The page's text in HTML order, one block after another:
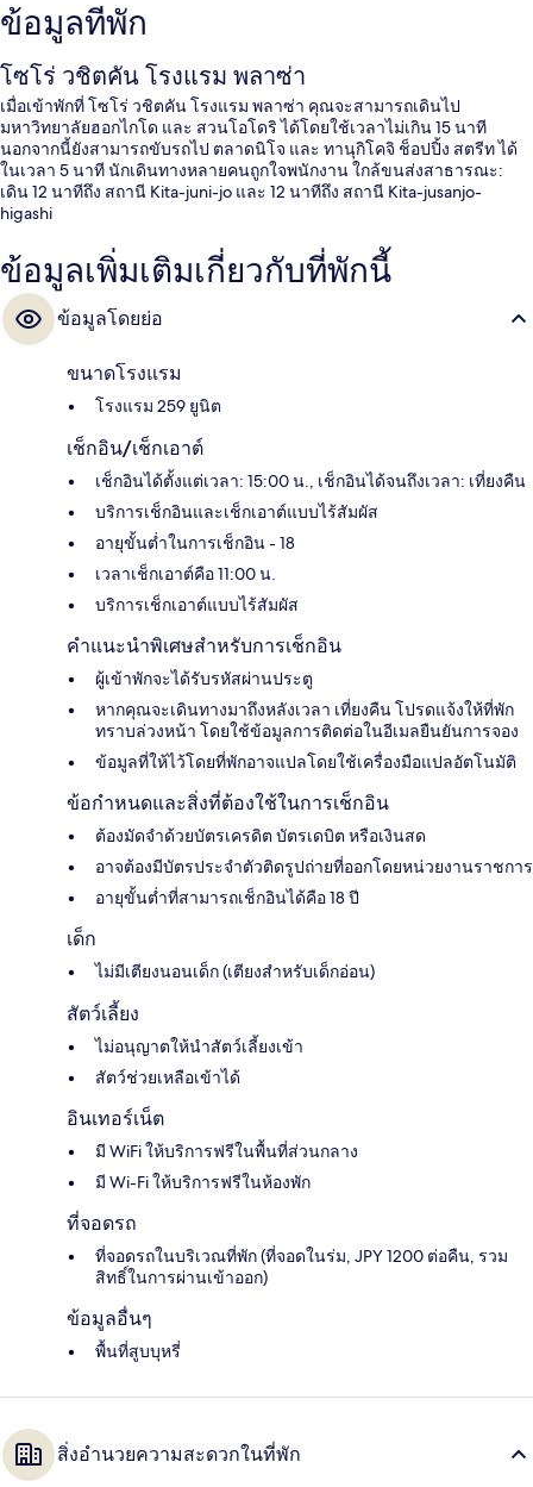
ข้อมูลที่พัก
โซโร่ วชิตคัน โรงแรม พลาซ่า
เมื่อเข้าพักที่ โซโร่ วชิตคัน โรงแรม พลาซ่า คุณจะสามารถเดินไป
มหาวิทยาลัยฮอกไกโด และ สวนโอโดริ ได้โดยใช้เวลาไม่เกิน 15 นาที
นอกจากนี้ยังสามารถขับรถไป ตลาดนิโจ และ ทานุกิโคจิ ช็อปปิ้ง สตรีท ได้
ในเวลา 5 นาที นักเดินทางหลายคนถูกใจพนักงาน ใกล้ขนส่งสาธารณะ:
เดิน 12 นาทีถึง สถานี Kita-juni-jo และ 12 นาทีถึง สถานี Kita-jusanjo-
higashi
ข้อมูลเพิ่มเติมเกี่ยวกับที่พักนี้
ข้อมูลโดยย่อ
ขนาดโรงแรม
โรงแรม 259 ยูนิต
เช็กอิน/เช็กเอาต์
เช็กอินได้ตั้งแต่เวลา: 15:00 น., เช็กอินได้จนถึงเวลา: เที่ยงคืน
บริการเช็กอินและเช็กเอาต์แบบไร้สัมผัส
อายุขั้นต่ำในการเช็กอิน - 18
เวลาเช็กเอาต์คือ 11:00 น.
บริการเช็กเอาต์แบบไร้สัมผัส
คำแนะนำพิเศษสำหรับการเช็กอิน
ผู้เข้าพักจะได้รับรหัสผ่านประตู
หากคุณจะเดินทางมาถึงหลังเวลา เที่ยงคืน โปรดแจ้งให้ที่พัก
ทราบล่วงหน้า โดยใช้ข้อมูลการติดต่อในอีเมลยืนยันการจอง
ข้อมูลที่ให้ไว้โดยที่พักอาจแปลโดยใช้เครื่องมือแปลอัตโนมัติ
ข้อกำหนดและสิ่งที่ต้องใช้ในการเช็กอิน
ต้องมัดจำด้วยบัตรเครดิต บัตรเดบิต หรือเงินสด
อาจต้องมีบัตรประจำตัวติดรูปถ่ายที่ออกโดยหน่วยงานราชการ
อายุขั้นต่ำที่สามารถเช็กอินได้คือ 18 ปี
เด็ก
ไม่มีเตียงนอนเด็ก (เตียงสำหรับเด็กอ่อน)
สัตว์เลี้ยง
ไม่อนุญาตให้นำสัตว์เลี้ยงเข้า
สัตว์ช่วยเหลือเข้าได้
อินเทอร์เน็ต
มี WiFi ให้บริการฟรีในพื้นที่ส่วนกลาง
มี Wi-Fi ให้บริการฟรีในห้องพัก
ที่จอดรถ
ที่จอดรถในบริเวณที่พัก (ที่จอดในร่ม, JPY 1200 ต่อคืน, รวม
สิทธิ์ในการผ่านเข้าออก)
ข้อมูลอื่นๆ
พื้นที่สูบบุหรี่
สิ่งอำนวยความสะดวกในที่พัก